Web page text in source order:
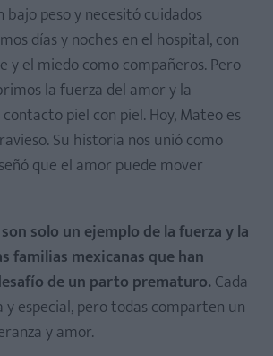
bajo peso y necesitó cuidados
días y noches en el hospital, con
el miedo como compañeros. Pero
la fuerza del amor y la
piel con piel. Hoy, Mateo es
Su historia nos unió como
que el amor puede mover
solo un ejemplo de la fuerza y la
familias mexicanas que han
de un parto prematuro. Cada
y especial, pero todas comparten un
y amor.